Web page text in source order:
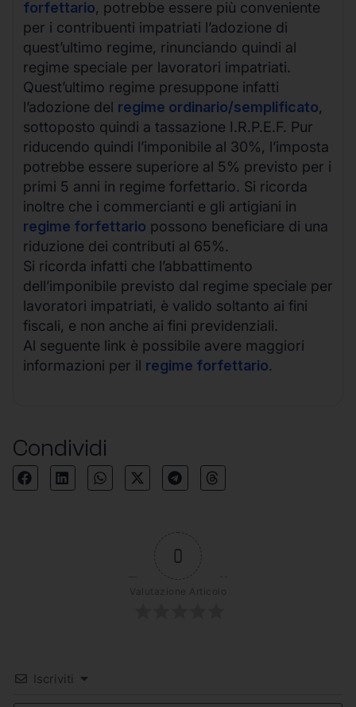
forfettario, potrebbe essere più conveniente
per i contribuenti impatriati l’adozione di
quest’ultimo regime, rinunciando quindi al
regime speciale per lavoratori impatriati.
Quest’ultimo regime presuppone infatti
l’adozione del regime ordinario/semplificato,
sottoposto quindi a tassazione I.R.P.E.F. Pur
riducendo quindi l’imponibile al 30%, l’imposta
potrebbe essere superiore al 5% previsto per i
primi 5 anni in regime forfettario. Si ricorda
inoltre che i commercianti e gli artigiani in
regime forfettario possono beneficiare di una
riduzione dei contributi al 65%.
Si ricorda infatti che l’abbattimento
dell’imponibile previsto dal regime speciale per
lavoratori impatriati, è valido soltanto ai fini
fiscali, e non anche ai fini previdenziali.
Al seguente link è possibile avere maggiori
informazioni per il regime forfettario.
Condividi
0
Valutazione Articolo
Iscriviti